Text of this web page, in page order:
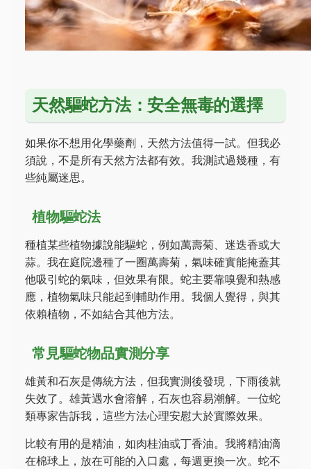
天然驅蛇方法：安全無毒的選擇
如果你不想用化學藥劑，天然方法值得一試。但我必
須說，不是所有天然方法都有效。我測試過幾種，有
些純屬迷思。
植物驅蛇法
種植某些植物據說能驅蛇，例如萬壽菊、迷迭香或大
蒜。我在庭院邊種了一圈萬壽菊，氣味確實能掩蓋其
他吸引蛇的氣味，但效果有限。蛇主要靠嗅覺和熱感
應，植物氣味只能起到輔助作用。我個人覺得，與其
依賴植物，不如結合其他方法。
常見驅蛇物品實測分享
雄黃和石灰是傳統方法，但我實測後發現，下雨後就
失效了。雄黃遇水會溶解，石灰也容易潮解。一位蛇
類專家告訴我，這些方法心理安慰大於實際效果。
比較有用的是精油，如肉桂油或丁香油。我將精油滴
在棉球上，放在可能的入口處，每週更換一次。蛇不